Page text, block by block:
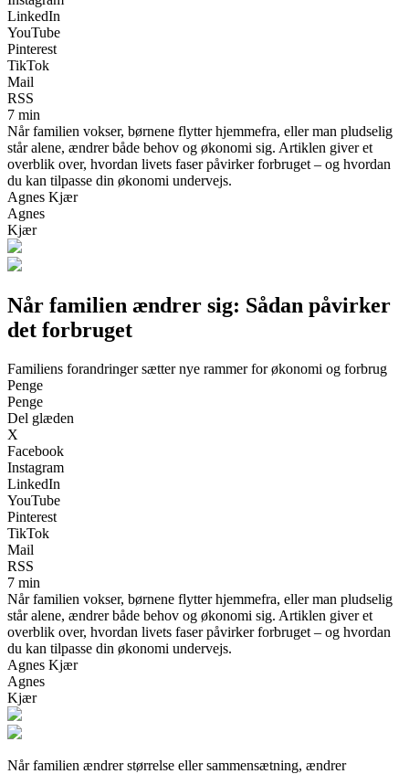
LinkedIn
YouTube
Pinterest
TikTok
Mail
RSS
7 min
Når familien vokser, børnene flytter hjemmefra, eller man pludselig
står alene, ændrer både behov og økonomi sig. Artiklen giver et
overblik over, hvordan livets faser påvirker forbruget – og hvordan
du kan tilpasse din økonomi undervejs.
Agnes Kjær
Agnes
Kjær
Når familien ændrer sig: Sådan påvirker
det forbruget
Familiens forandringer sætter nye rammer for økonomi og forbrug
Penge
Penge
Del glæden
X
Facebook
Instagram
LinkedIn
YouTube
Pinterest
TikTok
Mail
RSS
7 min
Når familien vokser, børnene flytter hjemmefra, eller man pludselig
står alene, ændrer både behov og økonomi sig. Artiklen giver et
overblik over, hvordan livets faser påvirker forbruget – og hvordan
du kan tilpasse din økonomi undervejs.
Agnes Kjær
Agnes
Kjær
Når familien ændrer størrelse eller sammensætning, ændrer